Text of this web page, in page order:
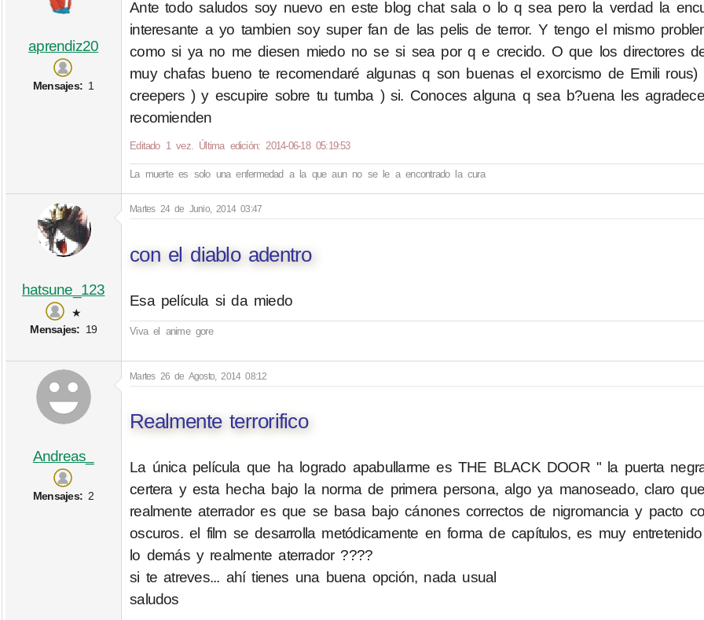
aprendiz20
Mensajes: 1
Ante todo saludos soy nuevo en este blog chat sala o lo q sea pero la verdad la
interesante a yo tambien soy super fan de las pelis de terror. Y tengo el mismo
como si ya no me diesen miedo no se si sea por q e crecido. O que los directores
muy chafas bueno te recomendaré algunas q son buenas el exorcismo de Emili rous)
creepers ) y escupire sobre tu tumba ) si. Conoces alguna q sea b?uena les
recomienden
Editado 1 vez. Última edición: 2014-06-18 05:19:53
La muerte es solo una enfermedad a la que aun no se le a encontrado la cura
hatsune_123
★
Mensajes: 19
Martes 24 de Junio, 2014 03:47
con el diablo adentro
Esa película si da miedo
Viva el anime gore
Andreas_
Mensajes: 2
Martes 26 de Agosto, 2014 08:12
Realmente terrorifico
La única película que ha logrado apabullarme es THE BLACK DOOR " la puerta
certera y esta hecha bajo la norma de primera persona, algo ya manoseado, claro
realmente aterrador es que se basa bajo cánones correctos de nigromancia y pacto
oscuros. el film se desarrolla metódicamente en forma de capítulos, es muy
lo demás y realmente aterrador ????
si te atreves... ahí tienes una buena opción, nada usual
saludos